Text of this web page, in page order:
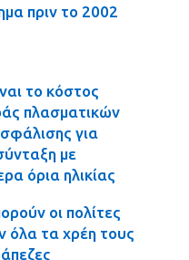
πριν το 2002
το κόστος
πλασματικών
για
με
όρια ηλικίας
οι πολίτες
όλα τα χρέη τους